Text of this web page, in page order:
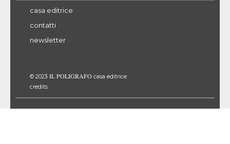
casa editrice
contatti
newsletter
© 2023 IL POLIGRAFO casa editrice
credits